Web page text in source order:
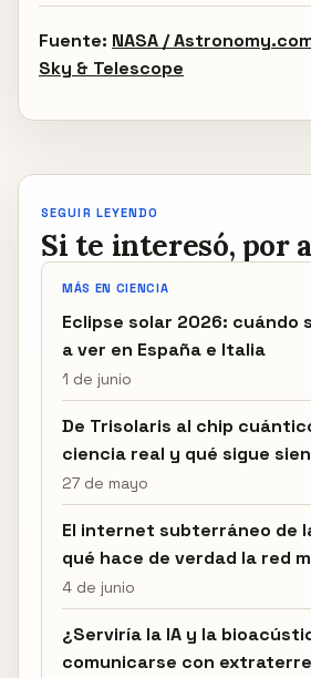
Fuente: NASA /
Sky & Telescope
SEGUIR LEYENDO
Si te interesó, por
MÁS EN CIENCIA
Eclipse solar 2026: cuándo
a ver en España e Italia
1 de junio
De Trisolaris al chip
ciencia real y qué sigue
27 de mayo
El internet subterráneo de
qué hace de verdad la red
4 de junio
¿Serviría la IA y la
comunicarse con